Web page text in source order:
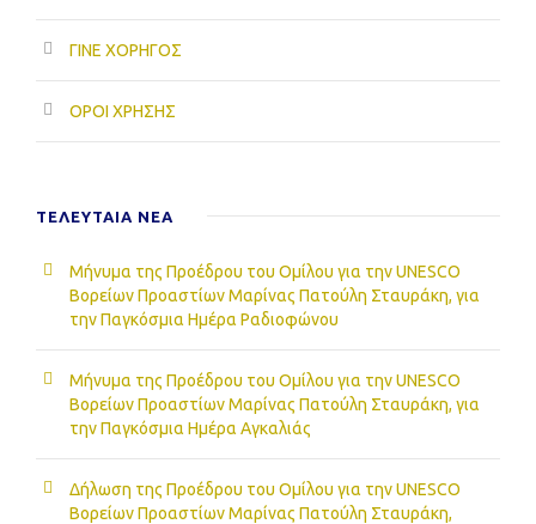
ΓΙΝΕ ΧΟΡΗΓΟΣ
ΟΡΟΙ ΧΡΗΣΗΣ
ΤΕΛΕΥΤΑΙΑ NEA
Μήνυμα της Προέδρου του Ομίλου για την UNESCO
Βορείων Προαστίων Μαρίνας Πατούλη Σταυράκη, για
την Παγκόσμια Ημέρα Ραδιοφώνου
Μήνυμα της Προέδρου του Ομίλου για την UNESCO
Βορείων Προαστίων Μαρίνας Πατούλη Σταυράκη, για
την Παγκόσμια Ημέρα Αγκαλιάς
Δήλωση της Προέδρου του Ομίλου για την UNESCO
Βορείων Προαστίων Μαρίνας Πατούλη Σταυράκη,